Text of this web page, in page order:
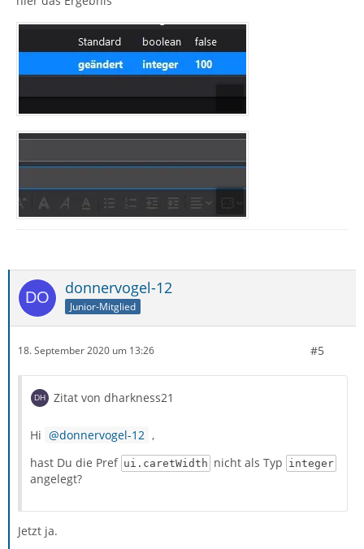
donnervogel-12
Junior-Mitglied
18. September 2020 um 13:26 #5
Zitat von dharkness21
Hi donnervogel-12 ,
hast Du die Pref ui.caretWidth nicht als Typ integer
angelegt?
Jetzt ja.